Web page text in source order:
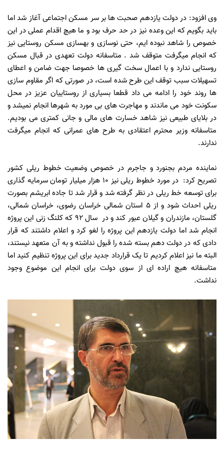
وی افزود: در دولت یازدهم صحبت ها بر سر مسکن اجتماعی آغاز شد اما
باید بگویم که این وعده نیز در حد حرف بود و ما هیچ اقدام عملی در این
خصوص را شاهد نبوده ایم، حتی نوسازی و بهسازی مسکن روستایی نیز
که انجام میگرفت متوقف شد . متاسفانه دولت تعهدی در قبال مسکن
روستایی ندارد و با اعمال سخت گیری ها خصوصا جهت ضامن و اعطای
تسهیلات سبب توقف این طرح شده است، در صورتی که اگر مقاوم سازی
ها روند خود را ادامه می داد قطعا بسیاری از روستاییان عزیز در محل
سکونت خود می ماندند و مهاجرت های بی مورد به شهرها انجام نمیشد و
در بلایای طبیعی نیز شاهد خسارت های مالی و جانی کمتری می بودیم.
متاسفانه وزیر محترم اعتقادی به طرح های عمرانی که انجام میگرفت
ندارند.
نماینده مردم بجنورد و جاجرم در خصوص وضعیت خطوط ریلی کشور
تصریح کرد: در مورد خطوط ریلی نیز 10 هزار میلیار تومان سرمایه گذاری
برای توسعه خط ریلی در نظر گرفته شد و قرار شد تا جاده ابریشم بصورت
ریلی احداث شود و از 5 استان شمالی خراسان رضوی، خراسان شمالی،
گلستان، مازندران و گیلان عبور کند و در سال 92 که کلنگ زنی این پروژه
انجام شد اما دولت یازدهم این پروژه را لغو کرد و اعلام داشتند که قرار
دادی که در دولت دهم بسته شده را قبول نداشته و به آن متعهد نیستند،
البته ما نیز اعلام کردیم تا یک قرارداد جدید برای این پروژه تنظیم کنید اما
متاسفانه هیچ اراده ای از سوی دولت برای انجام این موضوع وجود
نداشت.